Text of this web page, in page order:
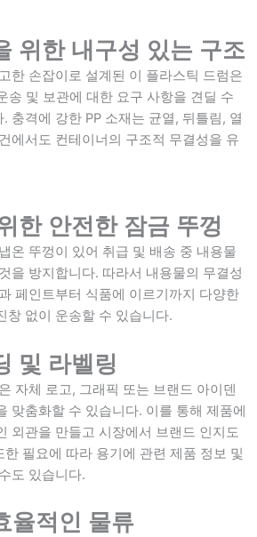
위한 내구성 있는 구조
한 손잡이로 설계된 이 플라스틱 드럼은
송 및 보관에 대한 요구 사항을 견딜 수
충격에 강한 PP 소재는 균열, 뒤틀림, 열
에서도 컨테이너의 구조적 무결성을 유
한 안전한 잠금 뚜껑
온 뚜껑이 있어 취급 및 배송 중 내용물
을 방지합니다. 따라서 내용물의 무결성
페인트부터 식품에 이르기까지 다양한
창 없이 운송할 수 있습니다.
및 라벨링
자체 로고, 그래픽 또는 브랜드 아이덴
맞춤화할 수 있습니다. 이를 통해 제품에
외관을 만들고 시장에서 브랜드 인지도
필요에 따라 용기에 관련 제품 정보 및
도 있습니다.
율적인 물류